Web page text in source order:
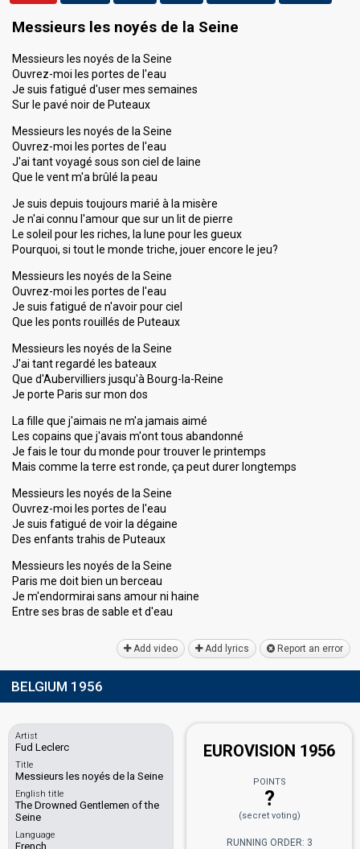
Messieurs les noyés de la Seine
Messieurs les noyés de la Seine
Ouvrez-moi les portes de l'eau
Je suis fatigué d'user mes semaines
Sur le pavé noir de Puteaux
Messieurs les noyés de la Seine
Ouvrez-moi les portes de l'eau
J'ai tant voyagé sous son ciel de laine
Que le vent m'a brûlé la peau
Je suis depuis toujours marié à la misère
Je n'ai connu l'amour que sur un lit de pierre
Le soleil pour les riches, la lune pour les gueux
Pourquoi, si tout le monde triche, jouer encore le jeu?
Messieurs les noyés de la Seine
Ouvrez-moi les portes de l'eau
Je suis fatigué de n'avoir pour ciel
Que les ponts rouillés de Puteaux
Messieurs les noyés de la Seine
J'ai tant regardé les bateaux
Que d'Aubervilliers jusqu'à Bourg-la-Reine
Je porte Paris sur mon dos
La fille que j'aimais ne m'a jamais aimé
Les copains que j'avais m'ont tous abandonné
Je fais le tour du monde pour trouver le printemps
Mais comme la terre est ronde, ça peut durer longtemps
Messieurs les noyés de la Seine
Ouvrez-moi les portes de l'eau
Je suis fatigué de voir la dégaine
Des enfants trahis de Puteaux
Messieurs les noyés de la Seine
Paris me doit bien un berceau
Je m'endormirai sans amour ni haine
Entre ses bras de ѕable et d'eаu
Add video Add lyrics Report an error
BELGIUM 1956
Artist
Fud Leclerc
Title
Messieurs les noyés de la Seine
English title
The Drowned Gentlemen of the
Seine
Language
French
EUROVISION 1956
POINTS
?
(secret voting)
RUNNING ORDER: 3